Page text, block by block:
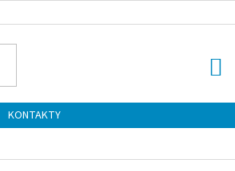
KONTAKTY